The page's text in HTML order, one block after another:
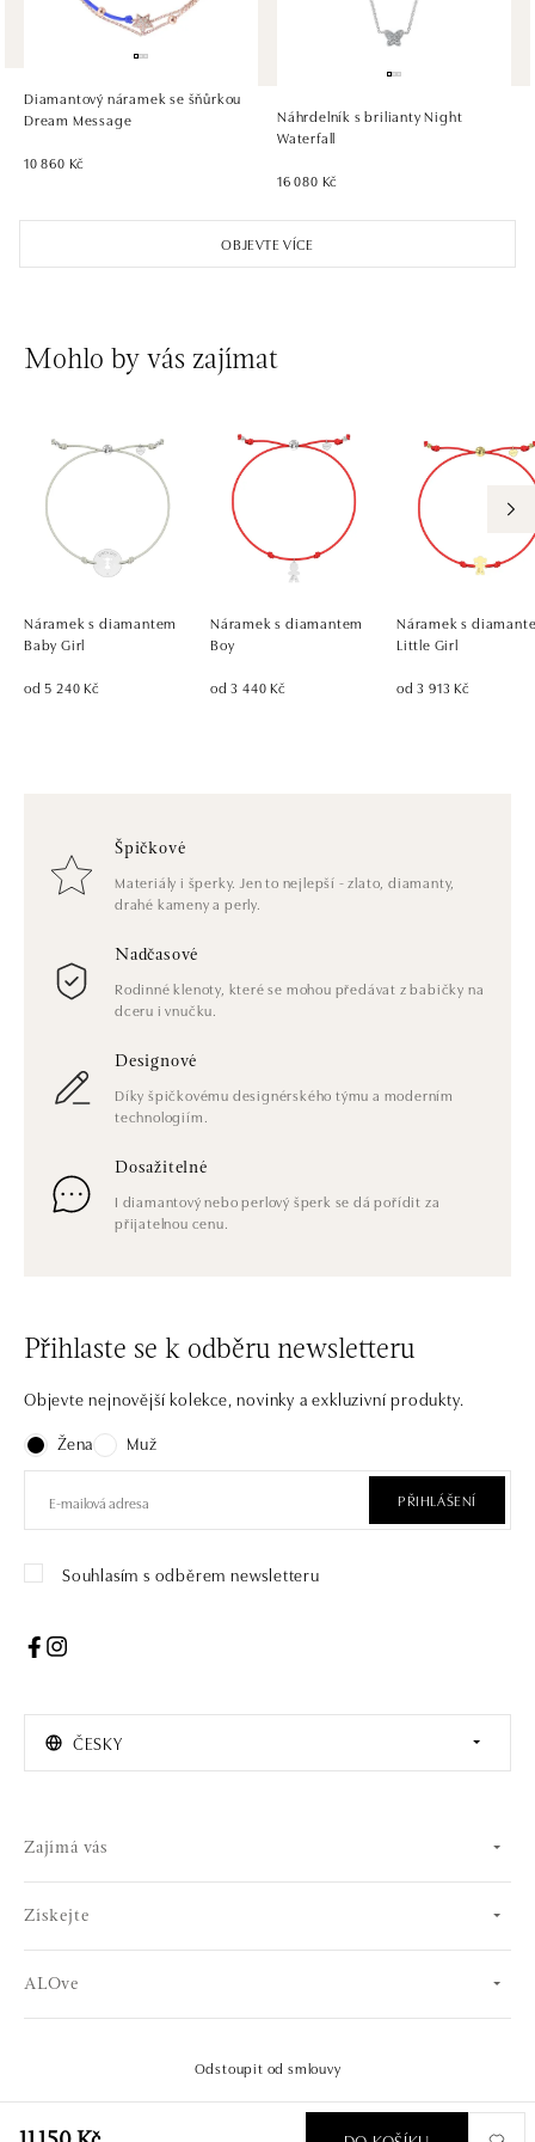
HALADA OC Eurovea, Bratislava
Pribinova 8, 811 09 Bratislava
dnes otevřeno od 10:00
OBJEVTE VÍCE
Diamantový náramek se šňůrkou
Dream Message
10 860 Kč
Náhrdelník s brilianty Night
Waterfall
16 080 Kč
Mohlo by vás zajímat
Náramek s diamantem
Baby Girl
od 5 240 Kč
Náramek s diamantem
Boy
od 3 440 Kč
Náramek s
Little Girl
od 3 913 Kč
Špičkové
Materiály i šperky. Jen to nejlepší - zlato, diamanty,
drahé kameny a perly.
Nadčasové
Rodinné klenoty, které se mohou předávat z babičky na
dceru i vnučku.
Designové
Díky špičkovému designérského týmu a moderním
technologiím.
Dosažitelné
I diamantový nebo perlový šperk se dá pořídit za
přijatelnou cenu.
Přihlaste se k odběru newsletteru
Objevte nejnovější kolekce, novinky a exkluzivní produkty.
Žena
Muž
PŘIHLÁŠENÍ
Souhlasím s odběrem newsletteru
ČESKY
Zajímá vás
Získejte
ALOve
© 2026 OLA online s.r.o.. Všechna práva vyhrazena.
Odstoupit od smlouvy